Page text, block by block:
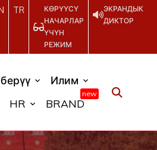
TR
КӨРҮҮСҮ
НАЧАРЛАР
ҮЧҮН
РЕЖИМ
ЭКРАНДЫК
ДИКТОР
Илим
HR BRAND
new